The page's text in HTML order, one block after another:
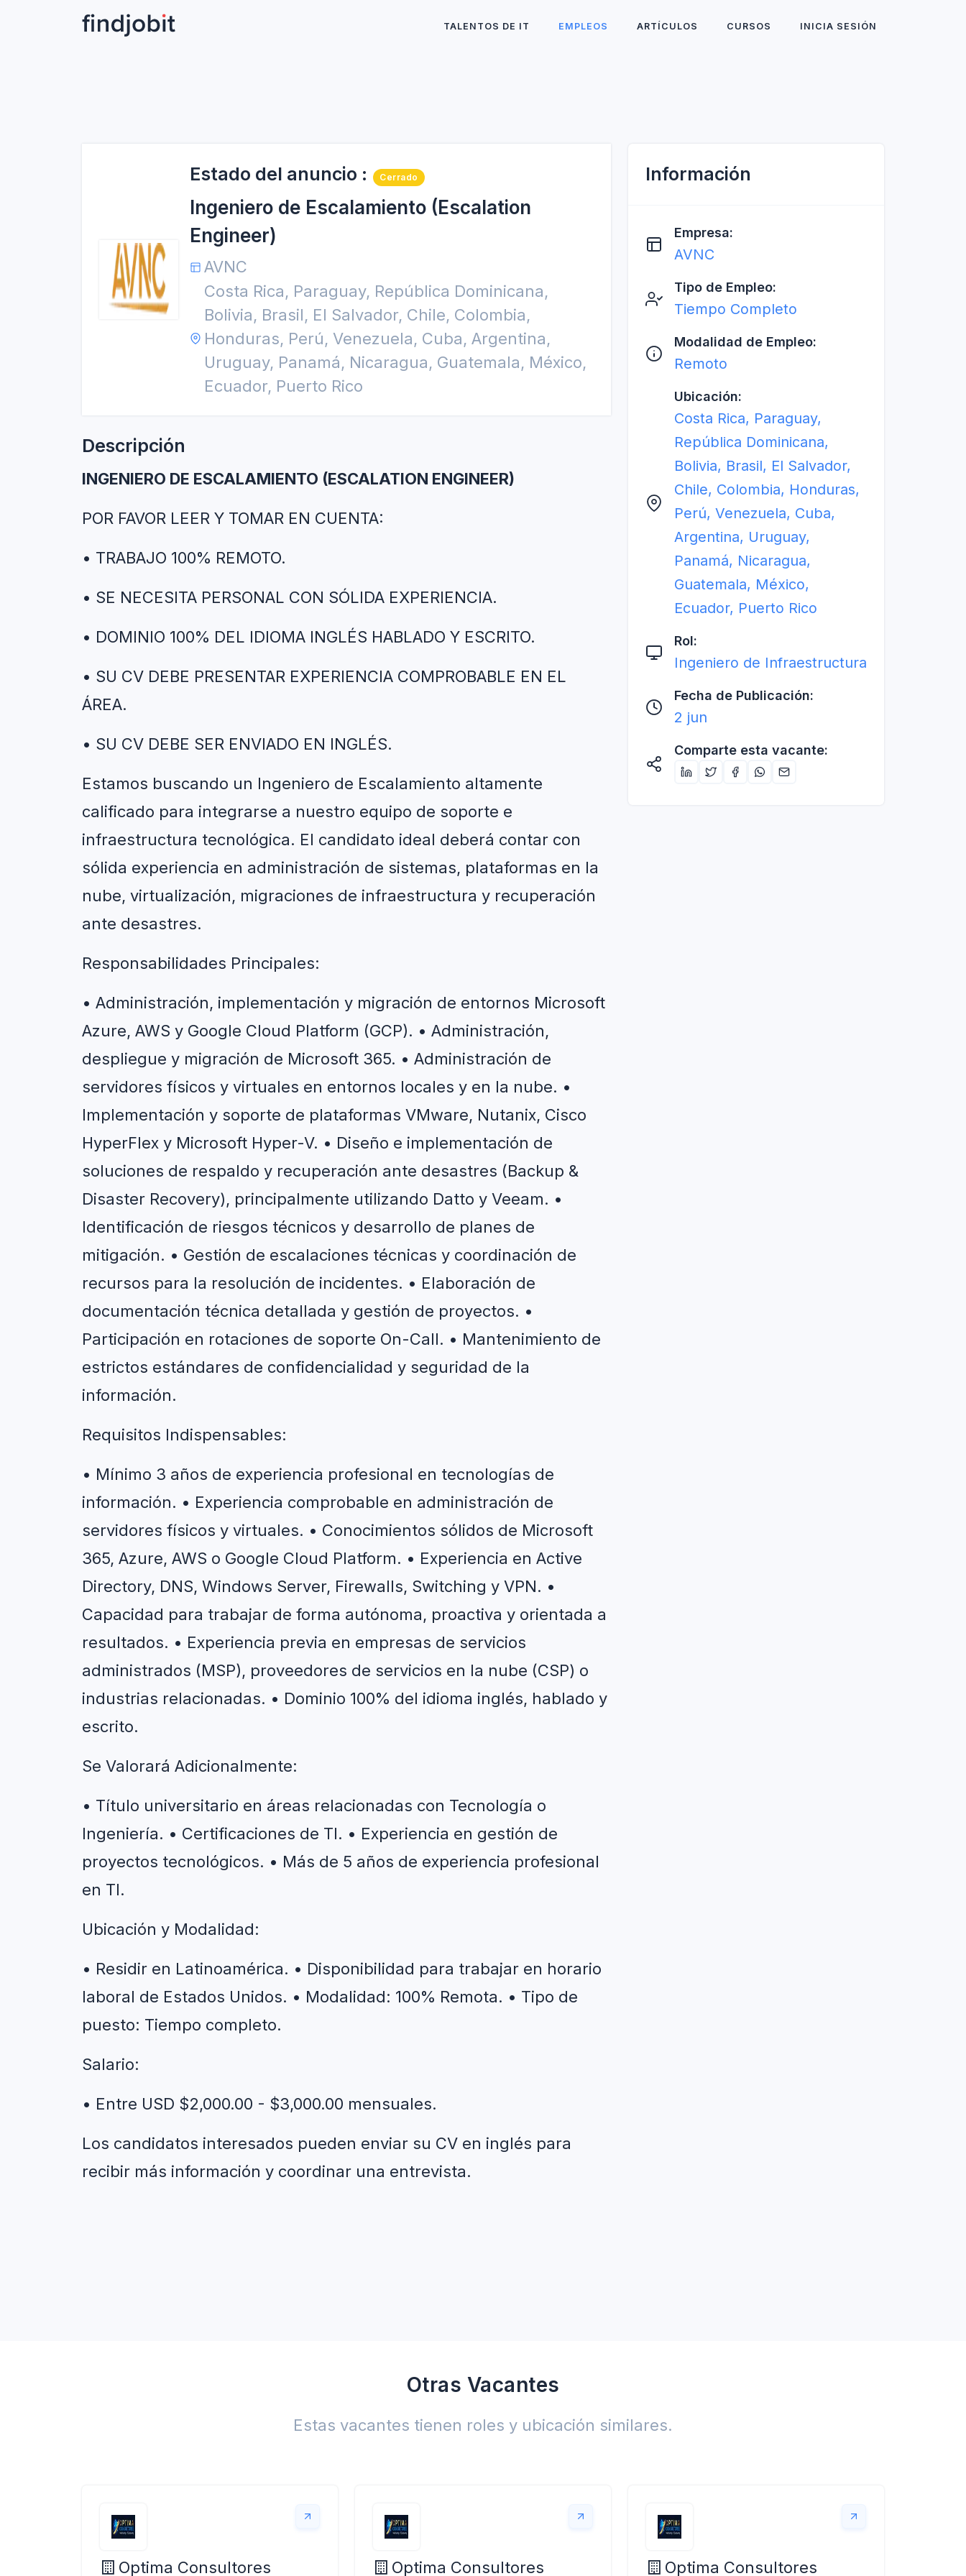
TALENTOS DE IT EMPLEOS ARTÍCULOS CURSOS INICIA SESIÓN
Estado del anuncio : Cerrado
Ingeniero de Escalamiento (Escalation
Engineer)
AVNC
Costa Rica, Paraguay, República Dominicana,
Bolivia, Brasil, El Salvador, Chile, Colombia,
Honduras, Perú, Venezuela, Cuba, Argentina,
Uruguay, Panamá, Nicaragua, Guatemala, México,
Ecuador, Puerto Rico
Descripción
INGENIERO DE ESCALAMIENTO (ESCALATION ENGINEER)
POR FAVOR LEER Y TOMAR EN CUENTA:
• TRABAJO 100% REMOTO.
• SE NECESITA PERSONAL CON SÓLIDA EXPERIENCIA.
• DOMINIO 100% DEL IDIOMA INGLÉS HABLADO Y ESCRITO.
• SU CV DEBE PRESENTAR EXPERIENCIA COMPROBABLE EN EL
ÁREA.
• SU CV DEBE SER ENVIADO EN INGLÉS.
Estamos buscando un Ingeniero de Escalamiento altamente
calificado para integrarse a nuestro equipo de soporte e
infraestructura tecnológica. El candidato ideal deberá contar con
sólida experiencia en administración de sistemas, plataformas en la
nube, virtualización, migraciones de infraestructura y recuperación
ante desastres.
Responsabilidades Principales:
• Administración, implementación y migración de entornos Microsoft
Azure, AWS y Google Cloud Platform (GCP). • Administración,
despliegue y migración de Microsoft 365. • Administración de
servidores físicos y virtuales en entornos locales y en la nube. •
Implementación y soporte de plataformas VMware, Nutanix, Cisco
HyperFlex y Microsoft Hyper-V. • Diseño e implementación de
soluciones de respaldo y recuperación ante desastres (Backup &
Disaster Recovery), principalmente utilizando Datto y Veeam. •
Identificación de riesgos técnicos y desarrollo de planes de
mitigación. • Gestión de escalaciones técnicas y coordinación de
recursos para la resolución de incidentes. • Elaboración de
documentación técnica detallada y gestión de proyectos. •
Participación en rotaciones de soporte On-Call. • Mantenimiento de
estrictos estándares de confidencialidad y seguridad de la
información.
Requisitos Indispensables:
• Mínimo 3 años de experiencia profesional en tecnologías de
información. • Experiencia comprobable en administración de
servidores físicos y virtuales. • Conocimientos sólidos de Microsoft
365, Azure, AWS o Google Cloud Platform. • Experiencia en Active
Directory, DNS, Windows Server, Firewalls, Switching y VPN. •
Capacidad para trabajar de forma autónoma, proactiva y orientada a
resultados. • Experiencia previa en empresas de servicios
administrados (MSP), proveedores de servicios en la nube (CSP) o
industrias relacionadas. • Dominio 100% del idioma inglés, hablado y
escrito.
Se Valorará Adicionalmente:
• Título universitario en áreas relacionadas con Tecnología o
Ingeniería. • Certificaciones de TI. • Experiencia en gestión de
proyectos tecnológicos. • Más de 5 años de experiencia profesional
en TI.
Ubicación y Modalidad:
• Residir en Latinoamérica. • Disponibilidad para trabajar en horario
laboral de Estados Unidos. • Modalidad: 100% Remota. • Tipo de
puesto: Tiempo completo.
Salario:
• Entre USD $2,000.00 - $3,000.00 mensuales.
Los candidatos interesados pueden enviar su CV en inglés para
recibir más información y coordinar una entrevista.
Información
Empresa:
AVNC
Tipo de Empleo:
Tiempo Completo
Modalidad de Empleo:
Remoto
Ubicación:
Costa Rica, Paraguay,
República Dominicana,
Bolivia, Brasil, El Salvador,
Chile, Colombia, Honduras,
Perú, Venezuela, Cuba,
Argentina, Uruguay,
Panamá, Nicaragua,
Guatemala, México,
Ecuador, Puerto Rico
Rol:
Ingeniero de Infraestructura
Fecha de Publicación:
2 jun
Comparte esta vacante:
Otras Vacantes
Estas vacantes tienen roles y ubicación similares.
Optima Consultores Optima Consultores Optima Consultores